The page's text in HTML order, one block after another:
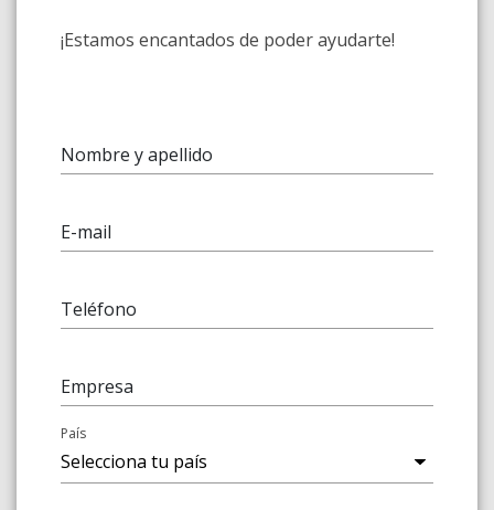
¡Estamos encantados de poder ayudarte!
Nombre y apellido
E-mail
Teléfono
Empresa
País